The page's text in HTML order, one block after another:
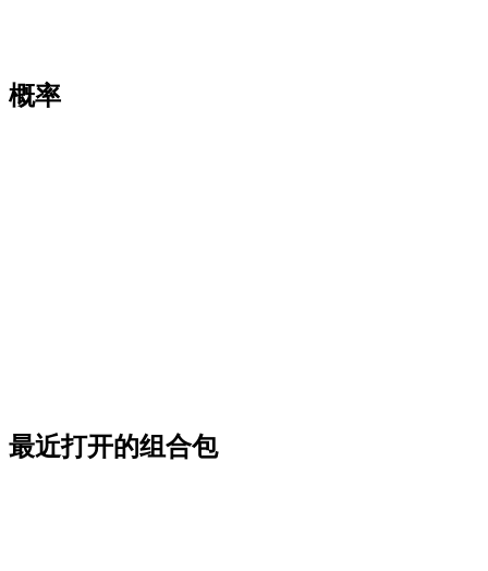
概率
最近打开的组合包